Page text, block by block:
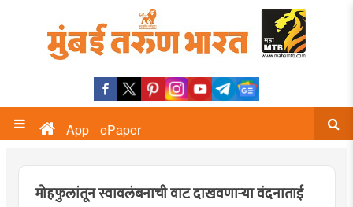
App ePaper
मोहफुलांतून स्वावलंबनाची वाट दाखवणाऱ्या वंदनाताई